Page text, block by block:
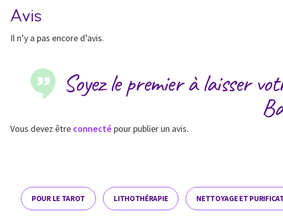
Avis
Il n’y a pas encore d’avis.
Soyez le premier à laisser
Vous devez être connecté pour publier un avis.
POUR LE TAROT LITHOTHÉRAPIE NETTOYAGE ET